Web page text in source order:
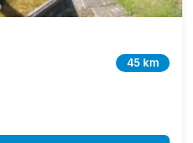
45 km